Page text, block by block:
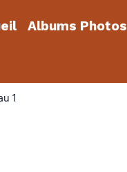
Albums Photos
1